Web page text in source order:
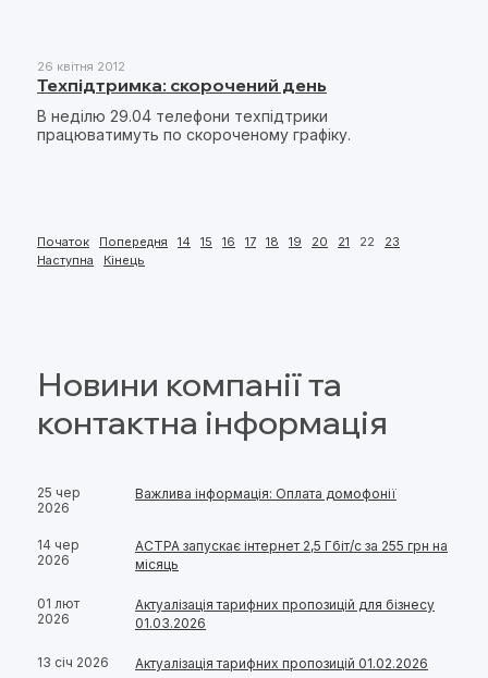
26 квітня 2012
Техпідтримка: скорочений день
В неділю 29.04 телефони техпідтрики
працюватимуть по скороченому графіку.
Початок Попередня 14 15 16 17 18 19 20 21 22
23
Наступна
Кінець
Новини компанії та
контактна інформація
25 чер
2026
Важлива інформація: Оплата домофонії
14 чер
2026
АСТРА запускає інтернет 2,5 Гбіт/с за 255 грн на
місяць
01 лют
2026
Актуалізація тарифних пропозицій для бізнесу
01.03.2026
13 січ 2026 Актуалізація тарифних пропозицій 01.02.2026